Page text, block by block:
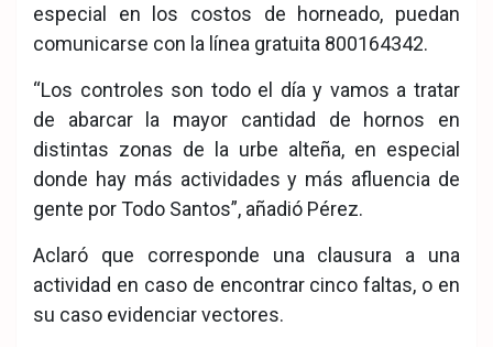
especial en los costos de horneado, puedan
comunicarse con la línea gratuita 800164342.
“Los controles son todo el día y vamos a tratar
de abarcar la mayor cantidad de hornos en
distintas zonas de la urbe alteña, en especial
donde hay más actividades y más afluencia de
gente por Todo Santos”, añadió Pérez.
Aclaró que corresponde una clausura a una
actividad en caso de encontrar cinco faltas, o en
su caso evidenciar vectores.